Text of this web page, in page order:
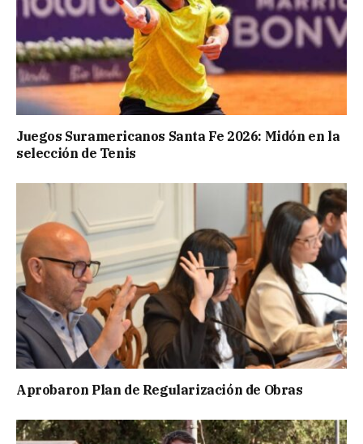
Juegos Suramericanos Santa Fe 2026: Midón en la
selección de Tenis
Aprobaron Plan de Regularización de Obras